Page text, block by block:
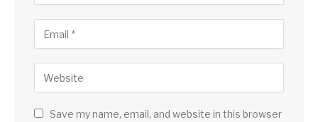
Save my name, email, and website in this browser